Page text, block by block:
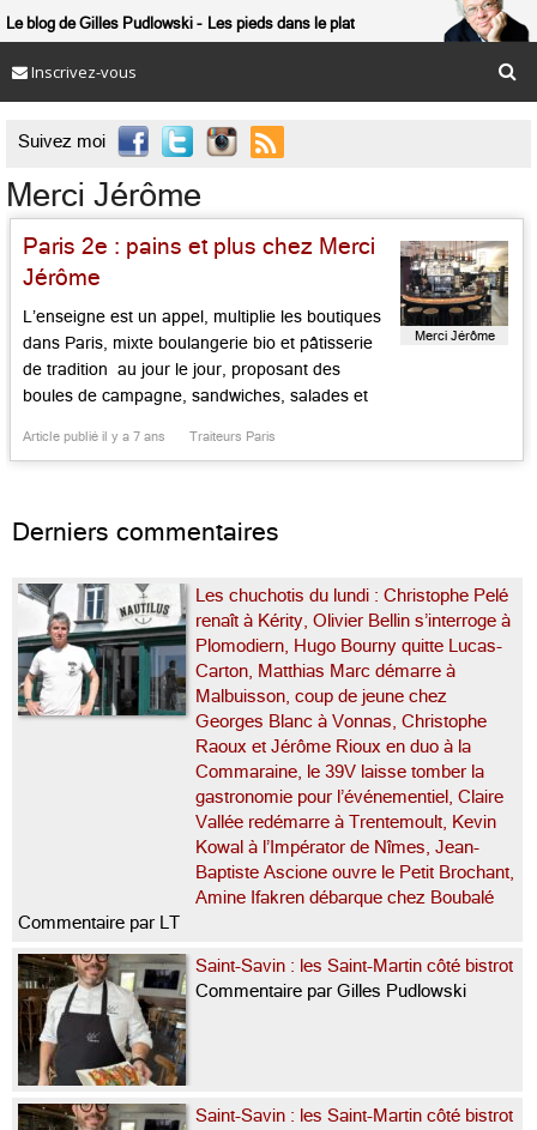
Le blog de Gilles Pudlowski Les pieds dans le plat
Inscrivez-vous
Suivez moi 
Merci Jérôme
Paris 2e : pains et plus chez Merci
Jérôme
L’enseigne est un appel, multiplie les boutiques
dans Paris, mixte boulangerie bio et pâtisserie
de tradition au jour le jour, proposant des
boules de campagne, sandwiches, salades et
neuve maison des grands boulevards, un air de
[…]...
Article publié il y a 7 ans Traiteurs Paris
Merci Jérôme
Derniers commentaires
Les chuchotis du lundi : Christophe Pelé
renaît à Kérity, Olivier Bellin s’interroge à
Plomodiern, Hugo Bourny quitte Lucas-
Carton, Matthias Marc démarre à
Malbuisson, coup de jeune chez
Georges Blanc à Vonnas, Christophe
Raoux et Jérôme Rioux en duo à la
Commaraine, le 39V laisse tomber la
gastronomie pour l’événementiel, Claire
Vallée redémarre à Trentemoult, Kevin
Kowal à l’Impérator de Nîmes, Jean-
Baptiste Ascione ouvre le Petit Brochant,
Amine Ifakren débarque chez Boubalé
Commentaire par LT
Saint-Savin : les Saint-Martin côté bistrot
Commentaire par Gilles Pudlowski
Saint-Savin : les Saint-Martin côté bistrot